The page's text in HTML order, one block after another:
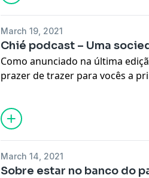
Anos de Solidão, Gabriel García
March 19, 2021
Chié podcast – Uma
Como anunciado na última
prazer de trazer para vocês a
que nasceu do projeto
Chié podcast. O primeiro
raíz de onde tudo começa. A
March 14, 2021
Sobre estar no banco do